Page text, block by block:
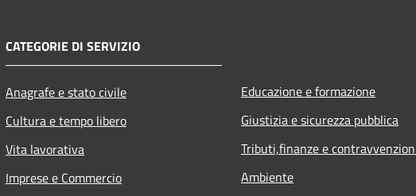
CATEGORIE DI SERVIZIO
Anagrafe e stato civile
Cultura e tempo libero
Vita lavorativa
Imprese e Commercio
Educazione e formazione
Giustizia e sicurezza pubblica
Tributi,finanze e
Ambiente